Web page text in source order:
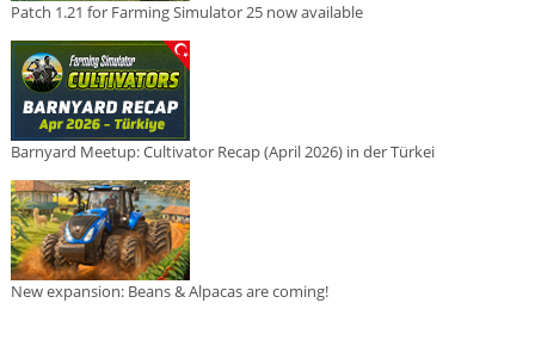
Patch 1.21 for Farming Simulator 25 now available
Barnyard Meetup: Cultivator Recap (April 2026) in der Türkei
New expansion: Beans & Alpacas are coming!